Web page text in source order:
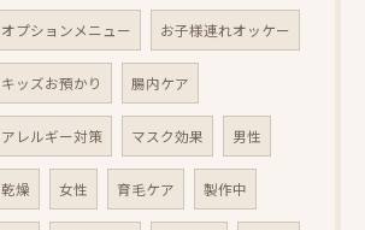
オプションメニュー お子様連れオッケー
キッズお預かり 腸内ケア
アレルギー対策 マスク効果 男性
乾燥 女性 育毛ケア 製作中